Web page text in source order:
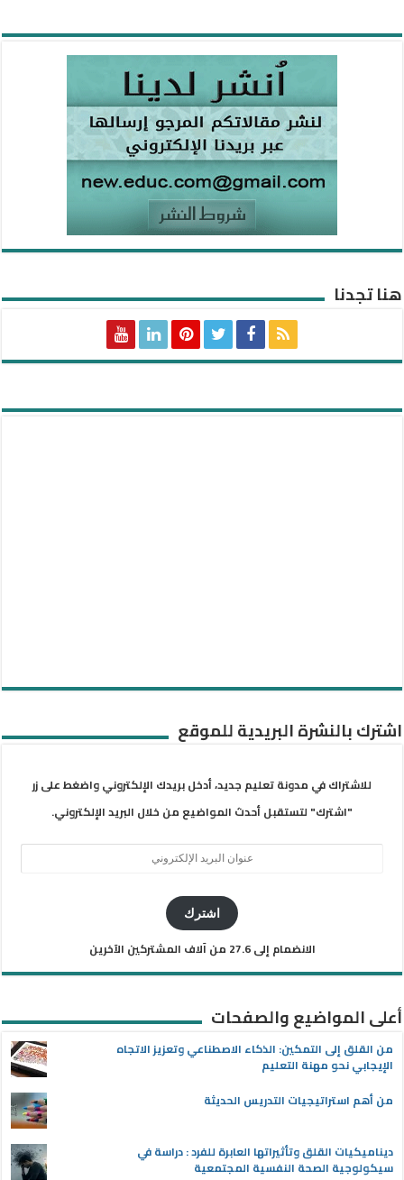
هنا تجدنا
اشترك بالنشرة البريدية للموقع
للاشتراك في مدونة تعليم جديد، أدخل بريدك الإلكتروني واضغط على زر
"اشترك" لتستقبل أحدث المواضيع من خلال البريد الإلكتروني.
اشترك
الانضمام إلى 27.6 من آلاف المشتركين الآخرين
أعلى المواضيع والصفحات
من القلق إلى التمكين: الذكاء الاصطناعي وتعزيز الاتجاه
الإيجابي نحو مهنة التعليم
من أهم استراتيجيات التدريس الحديثة
ديناميكيات القلق وتأثيراتها العابرة للفرد : دراسة في
سيكولوجية الصحة النفسية المجتمعية